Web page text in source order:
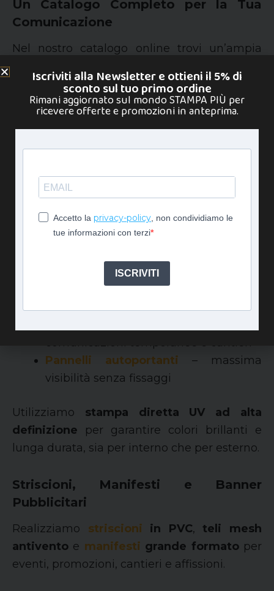
Un Catalogo Completo per la Tua
Comunicazione
Nel nostro catalogo online trovi un’ampia
tipografia grande formato, tra cui:
Stampa personalizzata su Pannelli e
informativi e decorativi
Stampa su Dibond Alluminioper
soluzioni eleganti e durevoli
Stampa su Plexiglass
Stampa su Sandwich Piuma
leggero, ideale per mostre e
allestimenti
Pannelli autoportanti – massima
visibilità senza fissaggi
Utilizziamo stampa diretta UV ad alta
definizione per garantire colori brillanti e
lunga durata, sia per interno che per esterno.
Striscioni, Manifesti e Banner
Pubblicitari
Realizziamo striscioni in PVC, teli mesh
antivento e manifesti grande formatoper
eventi, promozioni, cantieri e affissioni.
Iscriviti alla Newsletter e ottieni il 5% di
sconto sul tuo primo ordine
Rimani aggiornato sul mondo STAMPA PIÙ per
ricevere offerte e promozioni in anteprima.
Accetto la privacy-policy , non condividiamo le
tue informazioni con terzi
ISCRIVITI